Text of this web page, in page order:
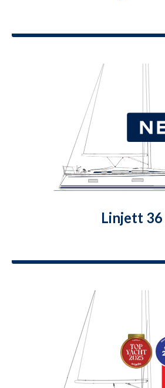
Linjett 36